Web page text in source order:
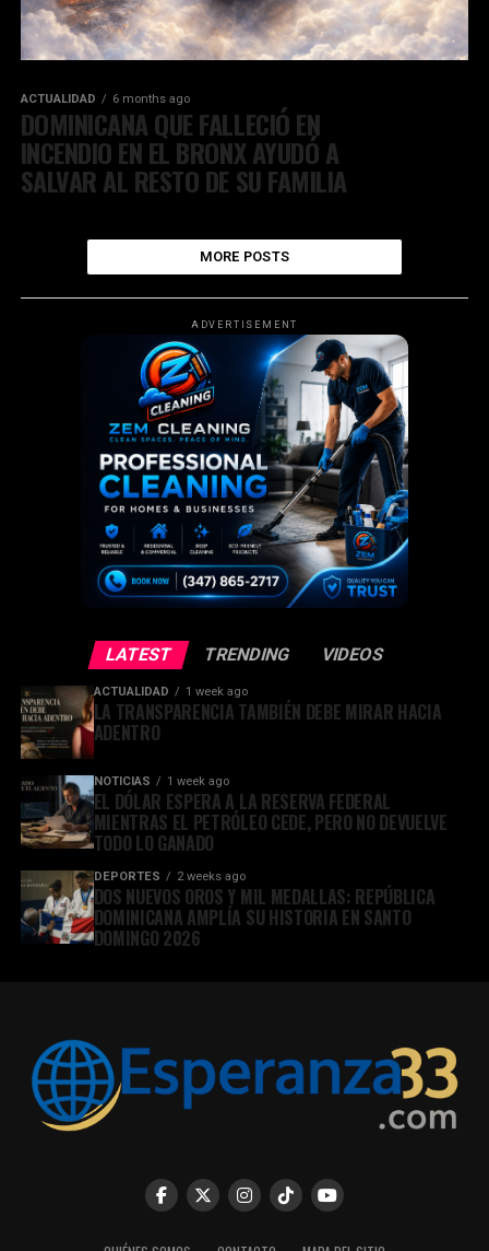
ACTUALIDAD 6 months ago
DOMINICANA QUE FALLECIÓ EN
INCENDIO EN EL BRONX AYUDÓ A
SALVAR AL RESTO DE SU FAMILIA
MORE POSTS
ADVERTISEMENT
LATEST TRENDING VIDEOS
ACTUALIDAD 1 week ago
LA TRANSPARENCIA TAMBIÉN DEBE MIRAR HACIA
ADENTRO
NOTICIAS 1 week ago
EL DÓLAR ESPERA A LA RESERVA FEDERAL
MIENTRAS EL PETRÓLEO CEDE, PERO NO DEVUELVE
TODO LO GANADO
DEPORTES 2 weeks ago
DOS NUEVOS OROS Y MIL MEDALLAS: REPÚBLICA
DOMINICANA AMPLÍA SU HISTORIA EN SANTO
DOMINGO 2026